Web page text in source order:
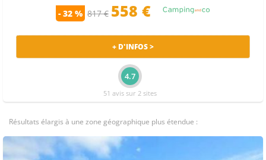
- 32 % 817 € 558 €
+ D'INFOS >
4.7
51 avis sur 2 sites
Résultats élargis à une zone géographique plus étendue :